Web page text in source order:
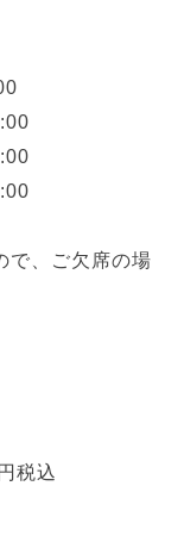
で、ご欠席の場
税込